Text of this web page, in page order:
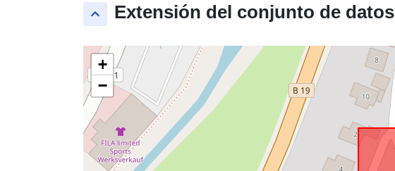
keyboard_arrow_up Extensión del conjunto de datos
+
−